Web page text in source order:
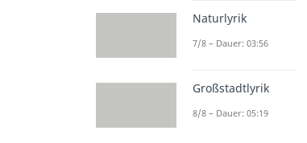
Naturlyrik
7/8 – Dauer: 03:56
Großstadtlyrik
8/8 – Dauer: 05:19